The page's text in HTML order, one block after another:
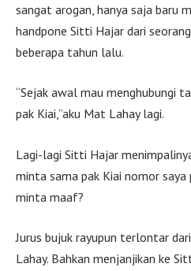
sangat arogan, hanya saja baru
handpone Sitti Hajar dari
beberapa tahun lalu.
“Sejak awal mau menghubungi
pak Kiai,”aku Mat Lahay lagi.
Lagi-lagi Sitti Hajar
minta sama pak Kiai nomor
minta maaf?
Jurus bujuk rayupun terlontar
Lahay. Bahkan menjanjikan ke